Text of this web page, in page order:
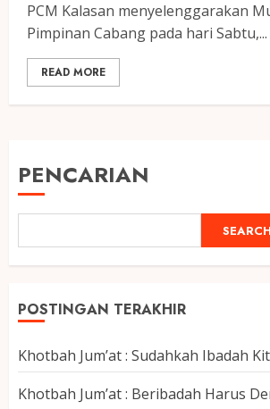
PCM Kalasan menyelenggarakan
Pimpinan Cabang pada hari Sabtu,...
READ MORE
PENCARIAN
SEARCH
POSTINGAN TERAKHIR
Khotbah Jum’at : Sudahkah Ibadah
Khotbah Jum’at : Beribadah Harus